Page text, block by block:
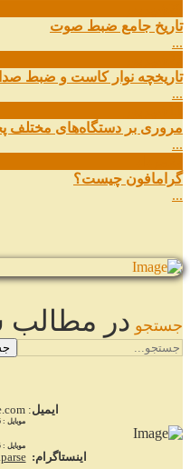
تاریخ جامع ضبط صوت
...
تاریخچه نوار کاست و ضبط
...
مروری بر دستگاه‌های مختلف
...
گرامافون چیست؟
...
جستجو در مطالب
ایمیل : info@stereoparse.com
موبایل :00989371251366
موبایل :00989371251365
اینستاگرام: